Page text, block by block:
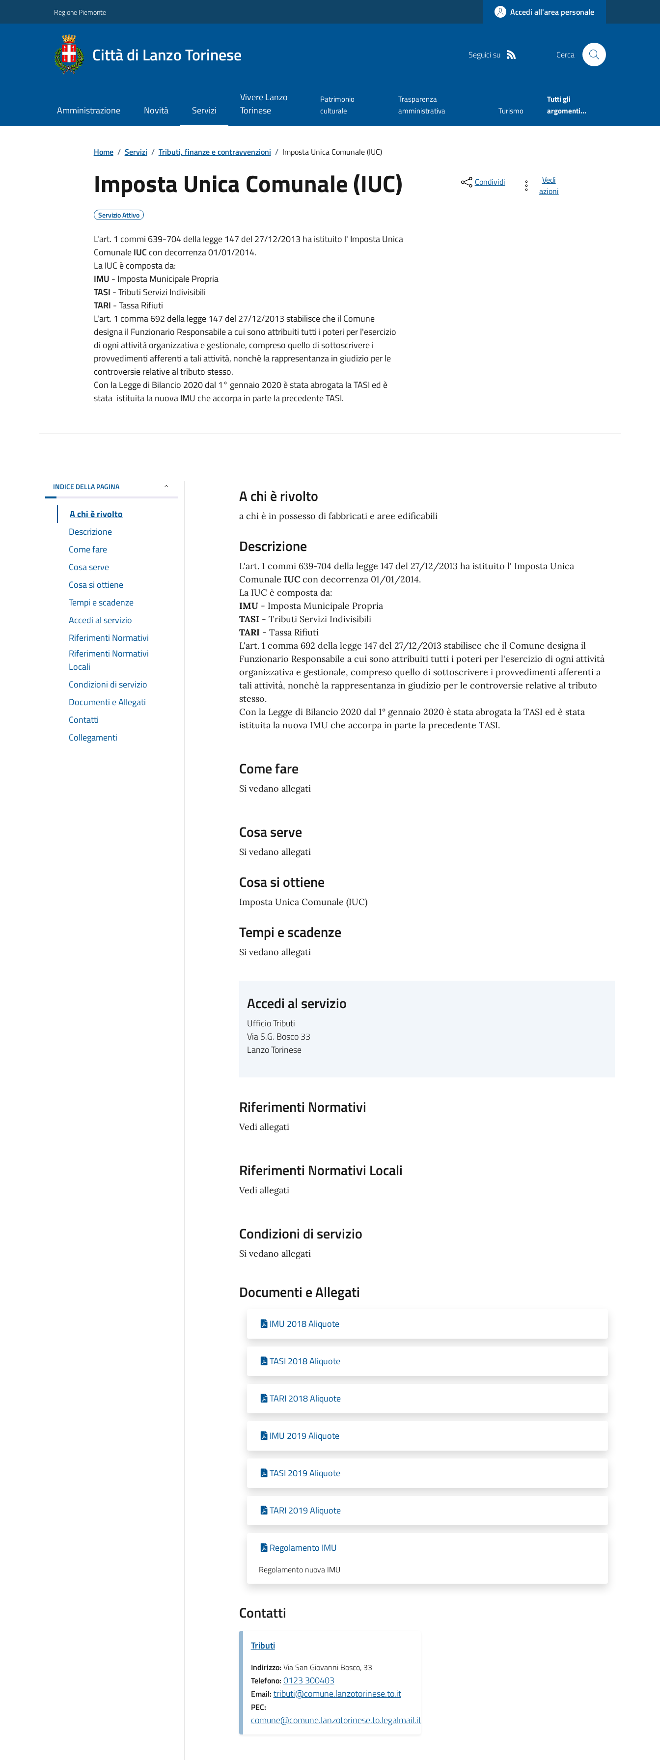
Regione Piemonte Accedi all'area personale
Città di Lanzo Torinese Seguici su Cerca
Amministrazione Novità Servizi
Vivere Lanzo
Torinese
Patrimonio
culturale
Trasparenza
amministrativa
Turismo
Tutti gli
argomenti...
Home / Servizi / Tributi, finanze e contravvenzioni / Imposta Unica Comunale (IUC)
Imposta Unica Comunale (IUC)
Servizio Attivo
L'art. 1 commi 639-704 della legge 147 del 27/12/2013 ha istituito l' Imposta Unica
ComunaleIUC con decorrenza 01/01/2014.
La IUC è composta da:
IMU - Imposta Municipale Propria
TASI - Tributi Servizi Indivisibili
TARI - Tassa Rifiuti
L'art. 1 comma 692 della legge 147 del 27/12/2013 stabilisce che il Comune
designa il Funzionario Responsabile a cui sono attribuiti tutti i poteri per l'esercizio
di ogni attività organizzativa e gestionale, compreso quello di sottoscrivere i
provvedimenti afferenti a tali attività, nonchè la rappresentanza in giudizio per le
controversie relative al tributo stesso.
Con la Legge di Bilancio 2020 dal 1° gennaio 2020 è stata abrogata la TASI ed è
stata istituita la nuova IMU che accorpa in parte la precedente TASI.
Condividi
Vedi
azioni
INDICE DELLA PAGINA
A chi è rivolto
Descrizione
Come fare
Cosa serve
Cosa si ottiene
Tempi e scadenze
Accedi al servizio
Riferimenti Normativi
Riferimenti Normativi
Locali
Condizioni di servizio
Documenti e Allegati
Contatti
Collegamenti
A chi è rivolto
a chi è in possesso di fabbricati e aree edificabili
Descrizione
L'art. 1 commi 639-704 della legge 147 del 27/12/2013 ha istituito l' Imposta Unica
Comunale IUCcon decorrenza 01/01/2014.
La IUC è composta da:
IMU- Imposta Municipale Propria
TASI - Tributi Servizi Indivisibili
TARI - Tassa Rifiuti
L'art. 1 comma 692 della legge 147 del 27/12/2013 stabilisce che il Comune designa il
Funzionario Responsabile a cui sono attribuiti tutti i poteri per l'esercizio di ogni attività
organizzativa e gestionale, compreso quello di sottoscrivere i provvedimenti afferenti a
tali attività, nonchè la rappresentanza in giudizio per le controversie relative al tributo
stesso.
Con la Legge di Bilancio 2020 dal 1° gennaio 2020 è stata abrogata la TASI ed è stata
istituita la nuova IMU che accorpa in parte la precedente TASI.
Come fare
Si vedano allegati
Cosa serve
Si vedano allegati
Cosa si ottiene
Imposta Unica Comunale (IUC)
Tempi e scadenze
Si vedano allegati
Accedi al servizio
Ufficio Tributi
Via S.G. Bosco 33
Lanzo Torinese
Riferimenti Normativi
Vedi allegati
Riferimenti Normativi Locali
Vedi allegati
Condizioni di servizio
Si vedano allegati
Documenti e Allegati
IMU 2018 Aliquote
TASI 2018 Aliquote
TARI 2018 Aliquote
IMU 2019 Aliquote
TASI 2019 Aliquote
TARI 2019 Aliquote
Regolamento IMU
Regolamento nuova IMU
Contatti
Tributi
Indirizzo: Via San Giovanni Bosco, 33
Telefono:0123 300403
Email:tributi@comune.lanzotorinese.to.it
PEC:
comune@comune.lanzotorinese.to.legalmail.it